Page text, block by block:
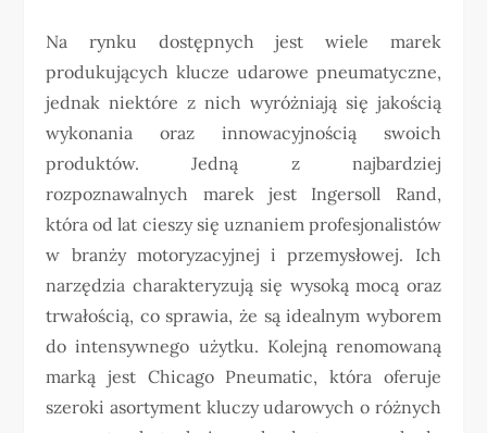
Na rynku dostępnych jest wiele marek
produkujących klucze udarowe pneumatyczne,
jednak niektóre z nich wyróżniają się jakością
wykonania oraz innowacyjnością swoich
produktów. Jedną z najbardziej
rozpoznawalnych marek jest Ingersoll Rand,
która od lat cieszy się uznaniem profesjonalistów
w branży motoryzacyjnej i przemysłowej. Ich
narzędzia charakteryzują się wysoką mocą oraz
trwałością, co sprawia, że są idealnym wyborem
do intensywnego użytku. Kolejną renomowaną
marką jest Chicago Pneumatic, która oferuje
szeroki asortyment kluczy udarowych o różnych